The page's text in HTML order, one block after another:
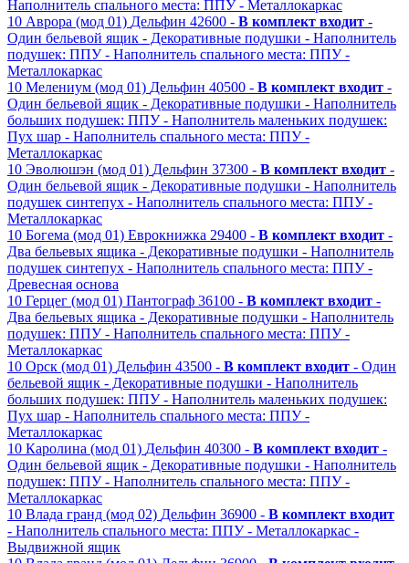
Наполнитель спального места: ППУ - Металлокаркас
10 Аврора (мод 01) Дельфин 42600 - В комплект входит -
Один бельевой ящик - Декоративные подушки - Наполнитель
подушек: ППУ - Наполнитель спального места: ППУ -
Металлокаркас
10 Мелениум (мод 01) Дельфин 40500 - В комплект входит -
Один бельевой ящик - Декоративные подушки - Наполнитель
больших подушек: ППУ - Наполнитель маленьких подушек:
Пух шар - Наполнитель спального места: ППУ -
Металлокаркас
10 Эволюшэн (мод 01) Дельфин 37300 - В комплект входит -
Один бельевой ящик - Декоративные подушки - Наполнитель
подушек синтепух - Наполнитель спального места: ППУ -
Металлокаркас
10 Богема (мод 01) Еврокнижка 29400 - В комплект входит -
Два бельевых ящика - Декоративные подушки - Наполнитель
подушек синтепух - Наполнитель спального места: ППУ -
Древесная основа
10 Герцег (мод 01) Пантограф 36100 - В комплект входит -
Два бельевых ящика - Декоративные подушки - Наполнитель
подушек: ППУ - Наполнитель спального места: ППУ -
Металлокаркас
10 Орск (мод 01) Дельфин 43500 - В комплект входит - Один
бельевой ящик - Декоративные подушки - Наполнитель
больших подушек: ППУ - Наполнитель маленьких подушек:
Пух шар - Наполнитель спального места: ППУ -
Металлокаркас
10 Каролина (мод 01) Дельфин 40300 - В комплект входит -
Один бельевой ящик - Декоративные подушки - Наполнитель
подушек: ППУ - Наполнитель спального места: ППУ -
Металлокаркас
10 Влада гранд (мод 02) Дельфин 36900 - В комплект входит
- Наполнитель спального места: ППУ - Металлокаркас -
Выдвижной ящик